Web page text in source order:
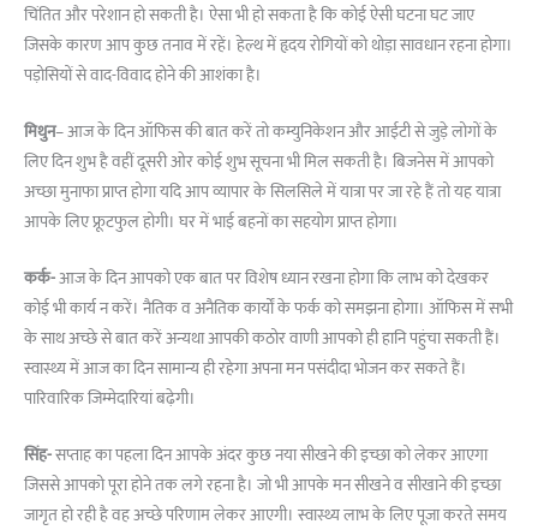
चिंतित और परेशान हो सकती है। ऐसा भी हो सकता है कि कोई ऐसी घटना घट जाए
जिसके कारण आप कुछ तनाव में रहें। हेल्थ में हृदय रोगियों को थोड़ा सावधान रहना होगा।
पड़ोसियों से वाद-विवाद होने की आशंका है।
मिथुन– आज के दिन ऑफिस की बात करें तो कम्युनिकेशन और आईटी से जुड़े लोगों के
लिए दिन शुभ है वहीं दूसरी ओर कोई शुभ सूचना भी मिल सकती है। बिजनेस में आपको
अच्छा मुनाफा प्राप्त होगा यदि आप व्यापार के सिलसिले में यात्रा पर जा रहे हैं तो यह यात्रा
आपके लिए फ्रूटफुल होगी। घर में भाई बहनों का सहयोग प्राप्त होगा।
कर्क-आज के दिन आपको एक बात पर विशेष ध्यान रखना होगा कि लाभ को देखकर
कोई भी कार्य न करें। नैतिक व अनैतिक कार्यों के फर्क को समझना होगा। ऑफिस में सभी
के साथ अच्छे से बात करें अन्यथा आपकी कठोर वाणी आपको ही हानि पहुंचा सकती हैं।
स्वास्थ्य में आज का दिन सामान्य ही रहेगा अपना मन पसंदीदा भोजन कर सकते हैं।
पारिवारिक जिम्मेदारियां बढ़ेगी।
सिंह-सप्ताह का पहला दिन आपके अंदर कुछ नया सीखने की इच्छा को लेकर आएगा
जिससे आपको पूरा होने तक लगे रहना है। जो भी आपके मन सीखने व सीखाने की इच्छा
जागृत हो रही है वह अच्छे परिणाम लेकर आएगी। स्वास्थ्य लाभ के लिए पूजा करते समय